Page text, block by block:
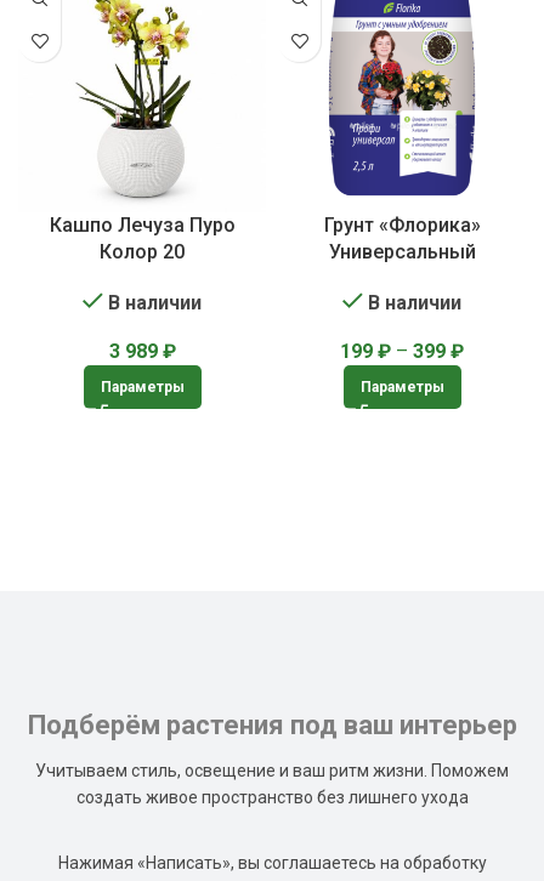
Кашпо Лечуза Пуро
Колор 20
В наличии
3 989 ₽
Параметры
Грунт «Флорика»
Универсальный
В наличии
199 ₽ – 399 ₽
Параметры
Подберём растения под ваш интерьер
Учитываем стиль, освещение и ваш ритм жизни. Поможем
создать живое пространство без лишнего ухода
Нажимая «Написать», вы соглашаетесь на обработку